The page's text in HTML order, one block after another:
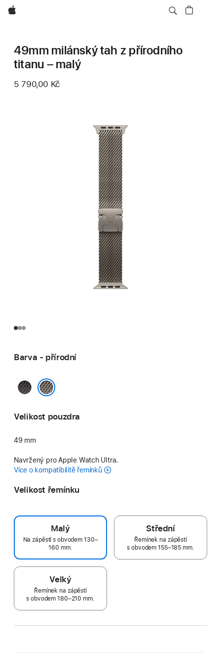
Apple
49mm milánský tah z přírodního
titanu – malý
5 790,00 Kč
Barva - přírodní
černá
Velikost pouzdra
49 mm
Navržený pro Apple Watch Ultra.
Více o kompatibilitě řemínků
Velikost řemínku
Malý
Na zápěstí s obvodem 130–
160 mm.
Střední
Řemínek na zápěstí
s obvodem 155–185 mm.
Velký
Řemínek na zápěstí
s obvodem 180–210 mm.